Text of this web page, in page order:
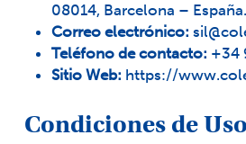
08014, Barcelona – España.
Correo electrónico:
Teléfono de contacto: +34
Sitio Web: https://
Condiciones de Uso